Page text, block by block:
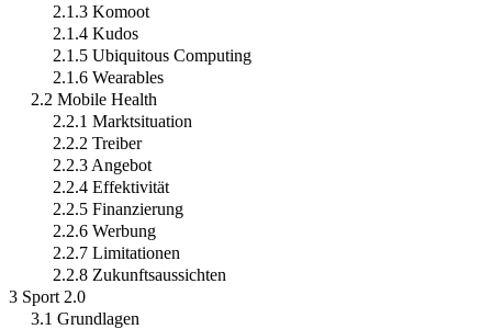
2.1.3 Komoot
2.1.4 Kudos
2.1.5 Ubiquitous Computing
2.1.6 Wearables
2.2 Mobile Health
2.2.1 Marktsituation
2.2.2 Treiber
2.2.3 Angebot
2.2.4 Effektivität
2.2.5 Finanzierung
2.2.6 Werbung
2.2.7 Limitationen
2.2.8 Zukunftsaussichten
3 Sport 2.0
3.1 Grundlagen